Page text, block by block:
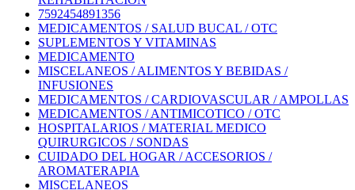
7592454891356
MEDICAMENTOS / SALUD BUCAL / OTC
SUPLEMENTOS Y VITAMINAS
MEDICAMENTO
MISCELANEOS / ALIMENTOS Y BEBIDAS /
INFUSIONES
MEDICAMENTOS / CARDIOVASCULAR / AMPOLLAS
MEDICAMENTOS / ANTIMICOTICO / OTC
HOSPITALARIOS / MATERIAL MEDICO
QUIRURGICOS / SONDAS
CUIDADO DEL HOGAR / ACCESORIOS /
AROMATERAPIA
MISCELANEOS